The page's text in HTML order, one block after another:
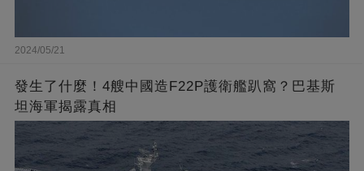
2024/05/21
發生了什麼！4艘中國造F22P護衛艦趴窩？巴基斯
坦海軍揭露真相